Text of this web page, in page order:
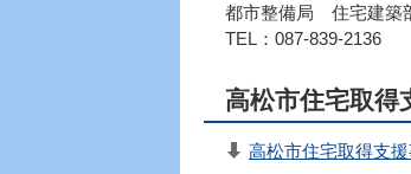
都市整備局 住宅建築
TEL：087-839-2136
高松市住宅取得
高松市住宅取得支